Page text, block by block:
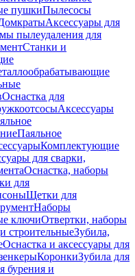
пушкиПылесосы
Аксессуары для
пылеудаления для
Станки и
Оснастка для
Аксессуары
Паяльное
Комплектующие
для сварки,
Оснастка, наборы
для
Щетки для
Наборы
ключиОтвертки, наборы
строительныеЗубила,
Оснастка и аксессуары для
КоронкиЗубила для
бурения и